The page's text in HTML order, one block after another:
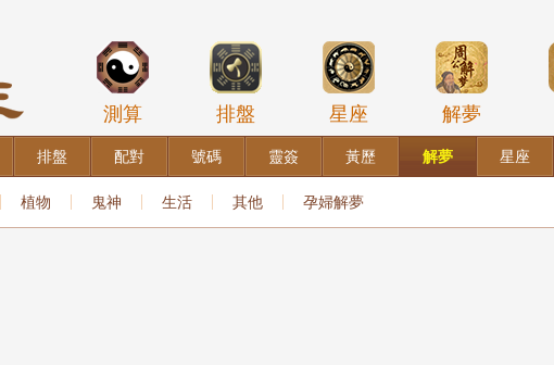
測算 排盤 星座 解夢
排盤 配對 號碼 靈簽 黃歷 解夢 星座
植物 鬼神 生活 其他 孕婦解夢